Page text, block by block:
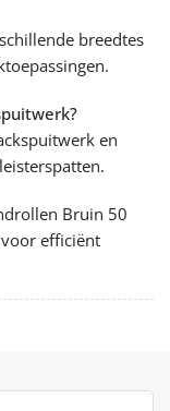
breedtes
en
Bruin 50
efficiënt